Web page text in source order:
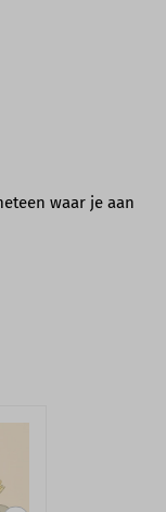
waar je aan